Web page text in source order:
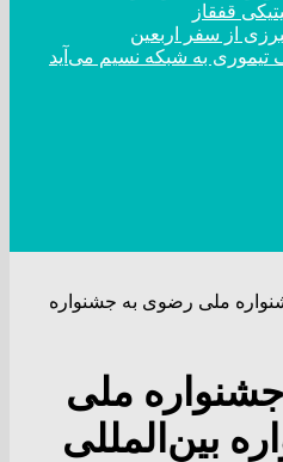
قفقاز
تیموری به شبکه نسیم می‌آید
جشنواره ملی رضوی به جشنواره
جشنواره ملی
بین‌المللی